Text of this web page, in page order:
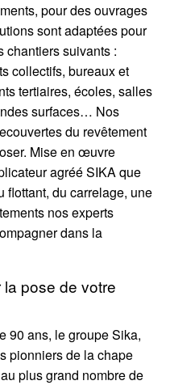
pour des ouvrages
sont adaptées pour
chantiers suivants :
collectifs, bureaux et
tertiaires, écoles, salles
surfaces… Nos
du revêtement
Mise en œuvre
agréé SIKA que
flottant, du carrelage, une
nos experts
dans la
pose de votre
90 ans, le groupe Sika,
pionniers de la chape
plus grand nombre de